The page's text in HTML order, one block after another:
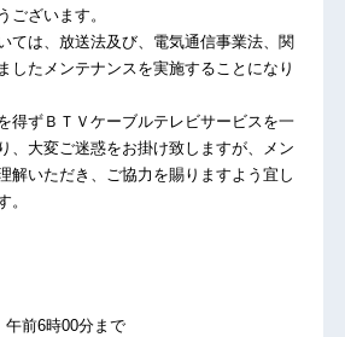
ございます。
ては、放送法及び、電気通信事業法、関
したメンテナンスを実施することになり
得ずＢＴＶケーブルテレビサービスを一
、大変ご迷惑をお掛け致しますが、メン
解いただき、ご協力を賜りますよう宜し
。
前6時00分まで